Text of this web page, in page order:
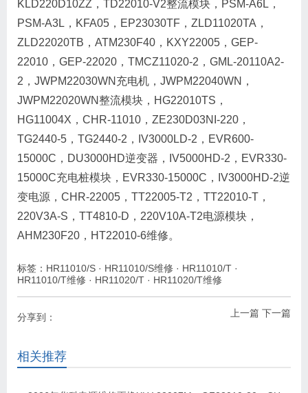
KLD220D10ZZ，TD22010-V2整流模块，PSM-A6L，
PSM-A3L，KFA05，EP23030TF，ZLD11020TA，
ZLD22020TB，ATM230F40，KXY22005，GEP-
22010，GEP-22020，TMCZ11020-2，GML-20110A2-
2，JWPM22030WN充电机，JWPM22040WN，
JWPM22020WN整流模块，HG22010TS，
HG11004X，CHR-11010，ZE230D03NI-220，
TG2440-5，TG2440-2，IV3000LD-2，EVR600-
15000C，DU3000HD逆变器，IV5000HD-2，EVR330-
15000C充电桩模块，EVR330-15000C，IV3000HD-2逆
变电源，CHR-22005，TT22005-T2，TT22010-T，
220V3A-S，TT4810-D，220V10A-T2电源模块，
AHM230F20，HT22010-6维修。
标签： HR11010/S · HR11010/S维修 · HR11010/T ·
HR11010/T维修 · HR11020/T · HR11020/T维修
上一篇 下一篇
分享到：
相关推荐